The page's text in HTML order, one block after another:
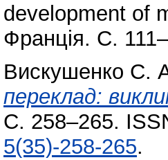
development of
Франція. С.
Вискушенко С.
переклад:
С. 258–265.
5(35)-258-265.